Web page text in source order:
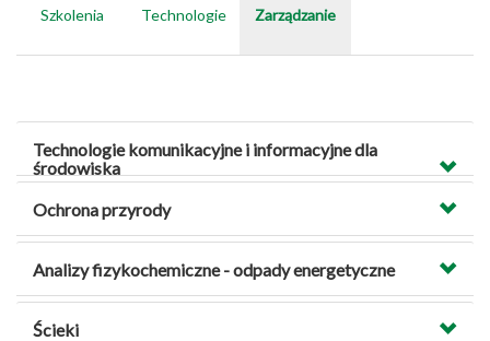
Szkolenia Technologie Zarządzanie
Technologie komunikacyjne i informacyjne dla
środowiska
Ochrona przyrody
Analizy fizykochemiczne - odpady energetyczne
Ścieki